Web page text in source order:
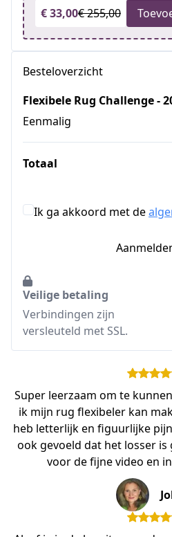
€ 33,00€ 255,00
Besteloverzicht
Flexibele Rug Challenge -
Eenmalig
Totaal
Ik ga akkoord met de
Veilige betaling
Verbindingen zijn
versleuteld met SSL.
Super leerzaam om te
ik mijn rug flexibeler kan
heb letterlijk en figuurlijke
ook gevoeld dat het losser is
voor de fijne video en